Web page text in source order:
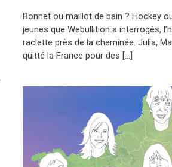
Bonnet ou maillot de bain ? Hockey
jeunes que Webullition a interrogés,
raclette près de la cheminée. Julia,
quitté la France pour des […]